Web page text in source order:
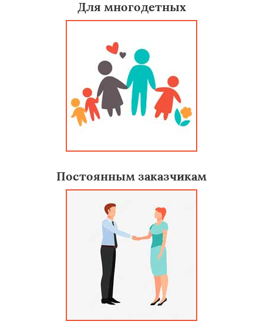
Для многодетных
Постоянным заказчикам